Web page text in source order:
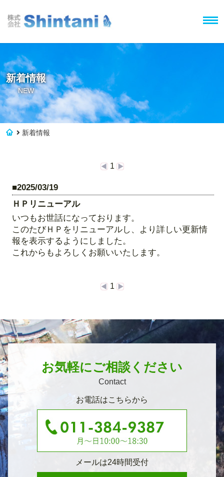
新着情報
NEW
新着情報
1
■2025/03/19
ＨＰリニューアル
いつもお世話になっております。
このたびＨＰをリニューアルし、より詳しい更新情
報を表示するようにしました。
これからもよろしくお願いいたします。
1
お気軽にご相談ください
Contact
お電話はこちらから
メールは24時間受付